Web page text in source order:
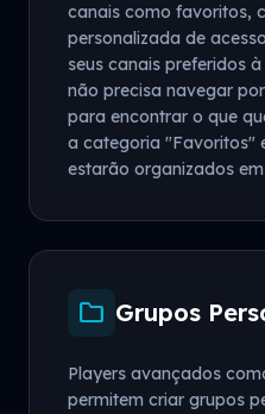
canais como favoritos,
personalizada de
seus canais preferidos
não precisa navegar
para encontrar o que
a categoria "Favoritos"
estarão organizados em
folder Grupos
Players avançados
permitem criar grupos